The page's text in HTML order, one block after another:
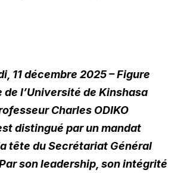
11 décembre 2025 – Figure
l’Université de Kinshasa
Charles ODIKO
distingué par un mandat
tête du Secrétariat Général
son leadership, son intégrité